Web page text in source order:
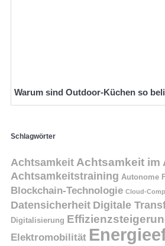
Warum sind Outdoor-Küchen so
Schlagwörter
AchtsamkeitAchtsamkeit im
Achtsamkeitstraining Autonome
Blockchain-Technologie Cloud-
Datensicherheit Digitale
Digitalisierung
Elektromobilität